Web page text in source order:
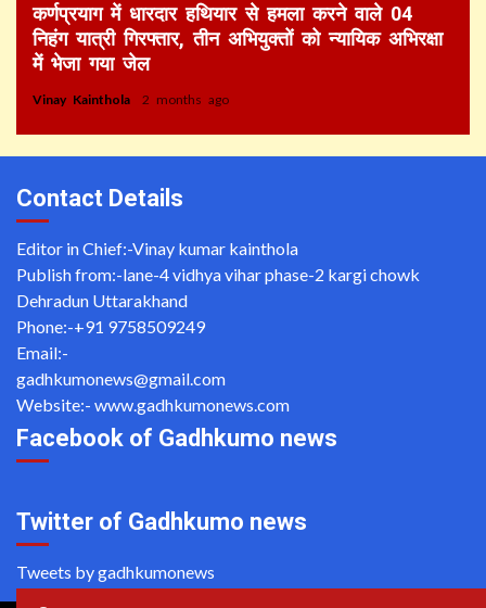
कर्णप्रयाग में धारदार हथियार से हमला करने वाले 04
निहंग यात्री गिरफ्तार, तीन अभियुक्तों को न्यायिक अभिरक्षा
में भेजा गया जेल
Vinay Kainthola 2 months ago
Contact Details
Editor in Chief:-Vinay kumar kainthola
Publish from:-lane-4 vidhya vihar phase-2 kargi chowk
Dehradun Uttarakhand
Phone:-+91 9758509249
Email:-
gadhkumonews@gmail.com
Website:- www.gadhkumonews.com
Facebook of Gadhkumo news
Twitter of Gadhkumo news
Tweets by gadhkumonews